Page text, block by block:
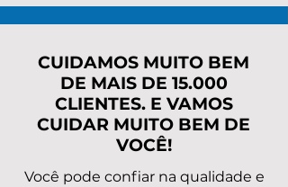
Entenda valores, taxas
e o melhor caminho
para regularizar
CUIDAMOS MUITO BEM
DE MAIS DE 15.000
CLIENTES. E VAMOS
CUIDAR MUITO BEM DE
VOCÊ!
Você pode confiar na qualidade e